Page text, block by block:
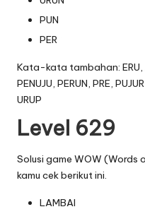
PUN
PER
Kata-kata tambahan: ERU,
PENUJU, PERUN, PRE,
URUP
Level 629
Solusi game WOW (Words
kamu cek berikut ini.
LAMBAI